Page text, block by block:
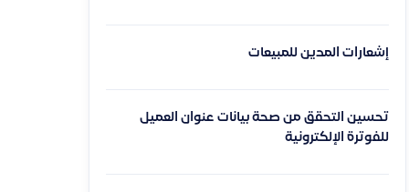
إشعارات المدين للمبيعات
تحسين التحقق من صحة بيانات عنوان العميل
للفوترة الإلكترونية